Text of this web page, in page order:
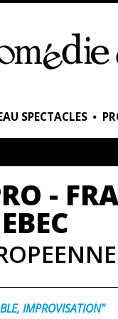
SPECTACLES
-
IMPROVISATION"